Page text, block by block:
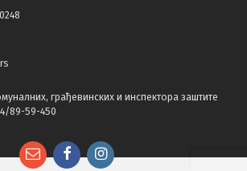
грађевинских и инспектора заштите
89-59-450